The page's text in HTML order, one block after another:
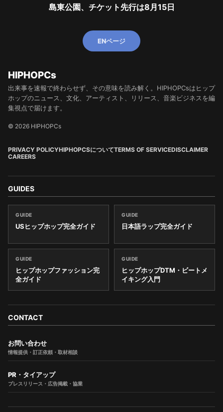
島東公園、チケット先行は8月15日
ENページ
HIPHOPCs
出来事を速報で終わらせず、その意味を読み解く。HIPHOPCsはヒップ
ホップのニュース、文化、アーティスト、リリース、音楽ビジネスを編
集視点で届けます。
© 2026 HIPHOPCs
PRIVACY POLICYHIPHOPCSについてTERMS OF SERVICEDISCLAIMER
CAREERS
GUIDES
GUIDE
USヒップホップ完全ガイド
GUIDE
日本語ラップ完全ガイド
GUIDE
ヒップホップファッション完
全ガイド
GUIDE
ヒップホップDTM・ビートメ
イキング入門
CONTACT
お問い合わせ
情報提供・訂正依頼・取材相談
PR・タイアップ
プレスリリース・広告掲載・協業